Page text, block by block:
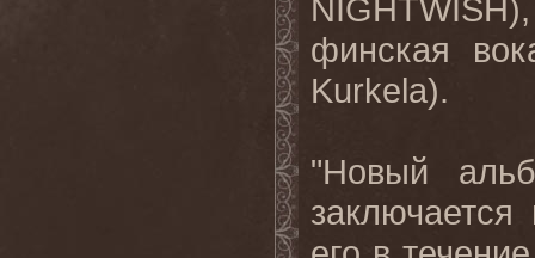
NIGHTWISH
финская
Kurkela).
"Новый